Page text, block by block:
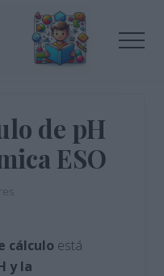
de pH
ESO
cálculo está
y la